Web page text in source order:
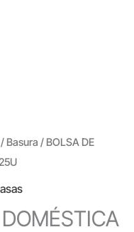
/ Basura / BOLSA DE